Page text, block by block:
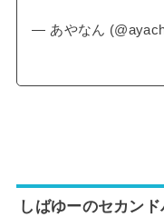
— あやなん
しばゆーのセカン